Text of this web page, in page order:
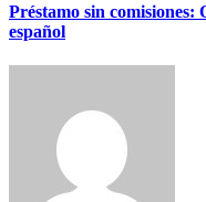
Préstamo sin comisiones:
español